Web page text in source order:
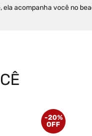
acompanha você no
-20%